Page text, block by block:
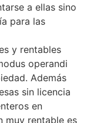
a ellas sino
para las
y rentables
operandi
Además
sin licencia
en
muy rentable es